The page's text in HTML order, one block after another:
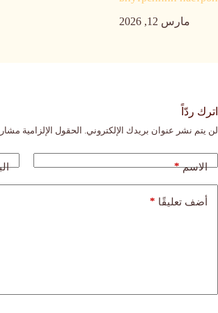
مارس 12, 2026
اترك ردّاً
لن يتم نشر عنوان بريدك الإلكتروني. الحقول الإلزامية مشار
الاسم*
أضف تعليقًا *